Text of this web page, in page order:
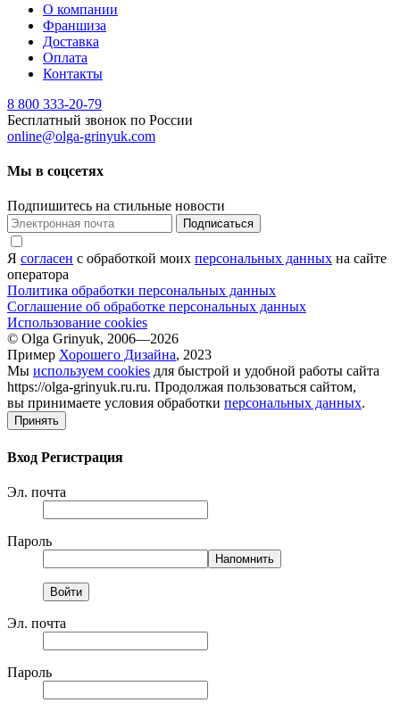
О компании
Франшиза
Доставка
Оплата
Контакты
8 800 333-20-79
Бесплатный звонок по России
online@olga-grinyuk.com
Мы в соцсетях
Подпишитесь на стильные новости
Подписаться
Я согласен с обработкой моих персональных данных на сайте
оператора
Политика обработки персональных данных
Соглашение об обработке персональных данных
Использование cookies
© Olga Grinyuk, 2006—2026
Пример Хорошего Дизайна, 2023
Мы используем cookies для быстрой и удобной работы сайта
https://olga-grinyuk.ru.ru. Продолжая пользоваться сайтом,
вы принимаете условия обработки персональных данных.
Принять
Вход Регистрация
Эл. почта
Пароль
Эл. почта
Пароль